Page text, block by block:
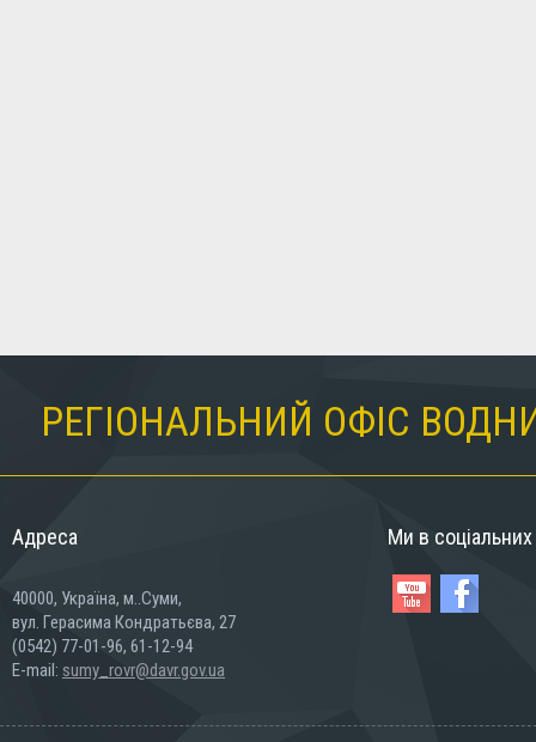
РЕГІОНАЛЬНИЙ ОФІС
Адреса
40000, Україна, м..Суми,
вул. Герасима Кондратьєва, 27
(0542) 77-01-96, 61-12-94
E-mail: sumy_rovr@davr.gov.ua
Ми в